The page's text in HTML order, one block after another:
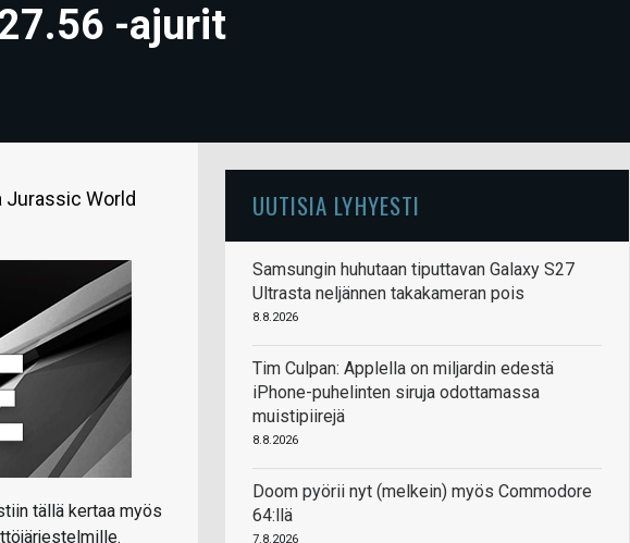
-ajurit
Jurassic World
tällä kertaa myös
UUTISIA LYHYESTI
Samsungin huhutaan tiputtavan Galaxy S27
Ultrasta neljännen takakameran pois
8.8.2026
Tim Culpan: Applella on miljardin edestä
iPhone-puhelinten siruja odottamassa
muistipiirejä
8.8.2026
Doom pyörii nyt (melkein) myös Commodore
64:llä
7.8.2026